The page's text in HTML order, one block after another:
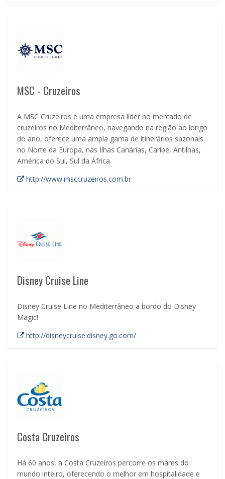
MSC - Cruzeiros
A MSC Cruzeiros é uma empresa líder no mercado de
cruzeiros no Mediterrâneo, navegando na região ao longo
do ano, oferece uma ampla gama de itinerários sazonais
no Norte da Europa, nas Ilhas Canárias, Caribe, Antilhas,
América do Sul, Sul da África.
http://www.msccruzeiros.com.br
Disney Cruise Line
Disney Cruise Line no Mediterrâneo a bordo do Disney
Magic!
http://disneycruise.disney.go.com/
Costa Cruzeiros
Há 60 anos, a Costa Cruzeiros percorre os mares do
mundo inteiro, oferecendo o melhor em hospitalidade e